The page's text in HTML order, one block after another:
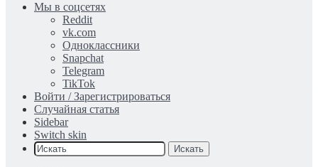
Мы в соцсетях
Reddit
vk.com
Одноклассники
Snapchat
Telegram
TikTok
Войти / Зарегистрироваться
Случайная статья
Sidebar
Switch skin
Искать